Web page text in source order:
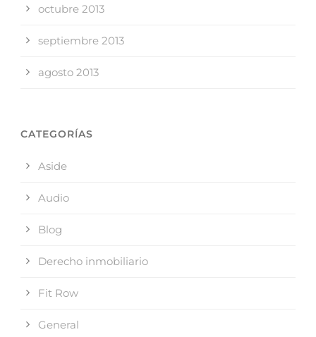
octubre 2013
septiembre 2013
agosto 2013
CATEGORÍAS
Aside
Audio
Blog
Derecho inmobiliario
Fit Row
General